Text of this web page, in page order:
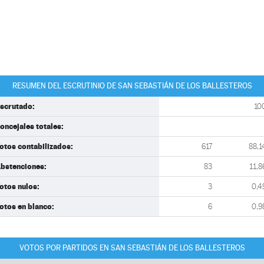
RESUMEN DEL ESCRUTINIO DE SAN SEBASTIÁN DE LOS BALLESTEROS
totales:
contabilizados: 617
83
nulos: 3
en blanco: 6
VOTOS POR PARTIDOS EN SAN SEBASTIÁN DE LOS BALLESTEROS